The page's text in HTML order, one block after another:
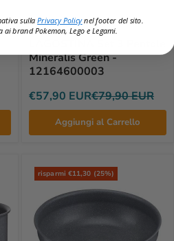
LAGOSTINA
Mineralis Green -
12164600003
€57,90 EUR€79,90 EUR
Aggiungi al Carrello
risparmi €11,30 (25%)
sullaPrivacy Policynel footer del sito.
ai brandPokemon, Lego e Legami.